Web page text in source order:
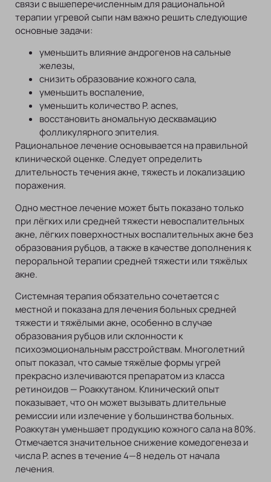
связи с вышеперечисленным для рациональной
терапии угревой сыпи нам важно решить следующие
основные задачи:
уменьшить влияние андрогенов на сальные
железы,
снизить образование кожного сала,
уменьшить воспаление,
уменьшить количество P. acnes,
восстановить аномальную десквамацию
фолликулярного эпителия.
Рациональное лечение основывается на правильной
клинической оценке. Следует определить
длительность течения акне, тяжесть и локализацию
поражения.
Одно местное лечение может быть показано только
при лёгких или средней тяжести невоспалительных
акне, лёгких поверхностных воспалительных акне без
образования рубцов, а также в качестве дополнения к
пероральной терапии средней тяжести или тяжёлых
акне.
Системная терапия обязательно сочетается с
местной и показана для лечения больных средней
тяжести и тяжёлыми акне, особенно в случае
образования рубцов или склонности к
психоэмоциональным расстройствам. Многолетний
опыт показал, что самые тяжёлые формы угрей
прекрасно излечиваются препаратом из класса
ретиноидов — Роаккутаном. Клинический опыт
показывает, что он может вызывать длительные
ремиссии или излечение у большинства больных.
Роаккутан уменьшает продукцию кожного сала на 80%.
Отмечается значительное снижение комедогенеза и
числа P. acnes в течение 4—8 недель от начала
лечения.